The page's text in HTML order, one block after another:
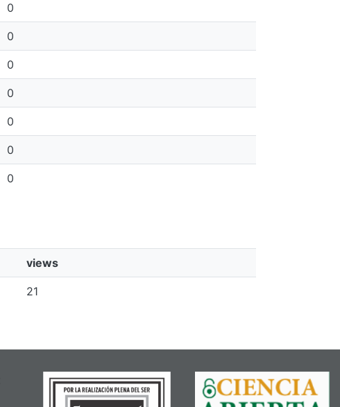
0
0
0
0
0
0
0
views
21